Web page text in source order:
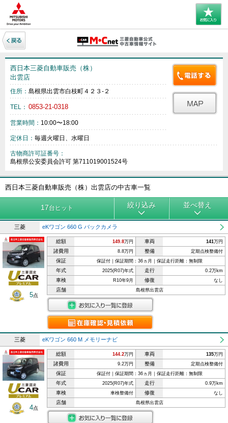
西日本三菱自動車販売（株）
出雲店
住所： 島根県出雲市白枝町４２３‐２
TEL： 0853-21-0318
営業時間： 10:00〜18:00
定休日： 毎週火曜日、水曜日
古物商許可証番号：
島根県公安委員会許可 第711019001524号
西日本三菱自動車販売（株）出雲店の中古車一覧
17台ヒット 絞り込み 並べ替え
三菱 eKワゴン 660 G バックカメラ
5点
総額 149.8万円 車両 141万円
諸費用 8.8万円 整備 定期点検整備付
保証 保証付｜保証期間：36ヵ月｜保証走行距離：無制限
年式 2025(R07)年式 走行 0.2万km
車検 R10年9月 修復 なし
店舗 島根県出雲店
三菱 eKワゴン 660 M メモリーナビ
4点
総額 144.2万円 車両 135万円
諸費用 9.2万円 整備 定期点検整備付
保証 保証付｜保証期間：36ヵ月｜保証走行距離：無制限
年式 2025(R07)年式 走行 0.9万km
車検 車検整備付 修復 なし
店舗 島根県出雲店